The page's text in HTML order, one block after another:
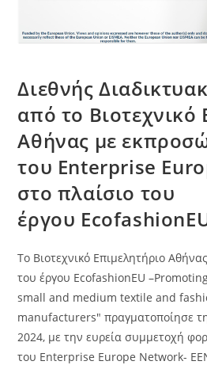
Διεθνής
από το Βιοτεχνικό
Αθήνας με
του Enterprise
στο πλαίσιο του
έργου
Το Βιοτεχνικό Επιμελητήριο
του έργου EcofashionEU
small and medium textile and
manufacturers" πραγματοποίησε
2024, με την ευρεία συμμετοχή
του Enterprise Europe Network-